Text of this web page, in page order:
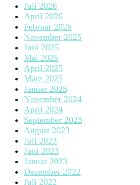
Juli 2026
April 2026
Februar 2026
November 2025
Juni 2025
Mai 2025
April 2025
März 2025
Januar 2025
November 2024
April 2024
September 2023
August 2023
Juli 2023
Juni 2023
Januar 2023
Dezember 2022
Juli 2022